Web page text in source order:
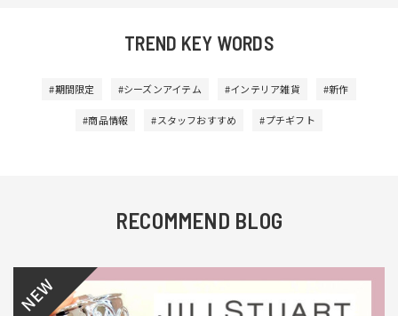
TREND KEY WORDS
#期間限定 #シーズンアイテム #インテリア雑貨 #新作
#商品情報 #スタッフおすすめ #プチギフト
RECOMMEND BLOG
NEW